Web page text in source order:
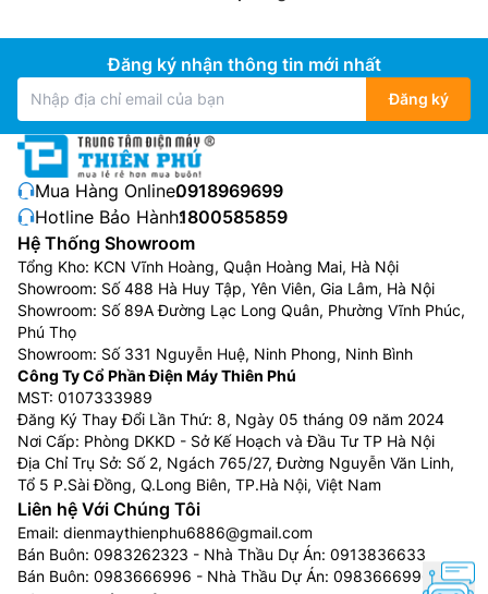
Đăng ký nhận thông tin mới nhất
Đăng ký
Mua Hàng Online:0918969699
Hotline Bảo Hành:1800585859
Hệ Thống Showroom
Tổng Kho: KCN Vĩnh Hoàng, Quận Hoàng Mai, Hà Nội
Showroom: Số 488 Hà Huy Tập, Yên Viên, Gia Lâm, Hà Nội
Showroom: Số 89A Đường Lạc Long Quân, Phường Vĩnh Phúc,
Phú Thọ
Showroom: Số 331 Nguyễn Huệ, Ninh Phong, Ninh Bình
Công Ty Cổ Phần Điện Máy Thiên Phú
MST: 0107333989
Đăng Ký Thay Đổi Lần Thứ: 8, Ngày 05 tháng 09 năm 2024
Nơi Cấp: Phòng DKKD - Sở Kế Hoạch và Đầu Tư TP Hà Nội
Địa Chỉ Trụ Sở: Số 2, Ngách 765/27, Đường Nguyễn Văn Linh,
Tổ 5 P.Sài Đồng, Q.Long Biên, TP.Hà Nội, Việt Nam
Liên hệ Với Chúng Tôi
Email: dienmaythienphu6886@gmail.com
Bán Buôn: 0983262323 - Nhà Thầu Dự Án: 0913836633
Bán Buôn: 0983666996 - Nhà Thầu Dự Án: 0983666996